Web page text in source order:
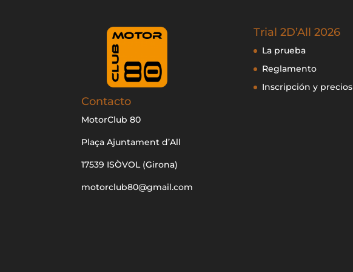
Contacto
MotorClub 80
Plaça Ajuntament d’All
17539 ISÒVOL (Girona)
motorclub80@gmail.com
Trial 2D’All 2026
La prueba
Reglamento
Inscripción y precios